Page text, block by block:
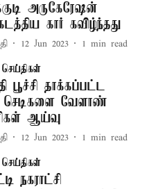
அருகேரேஷன்
கார் கவிழ்ந்தது
12 Jun 2023 1 min read
பூச்சி தாக்கப்பட்ட
செடிகளை வேளாண்
ஆய்வு
12 Jun 2023 1 min read
நகராட்சி